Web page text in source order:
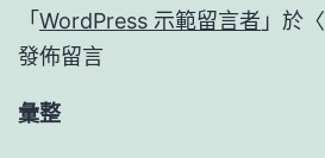
「 WordPress 示範留言者 」於〈
發佈留言
彙整